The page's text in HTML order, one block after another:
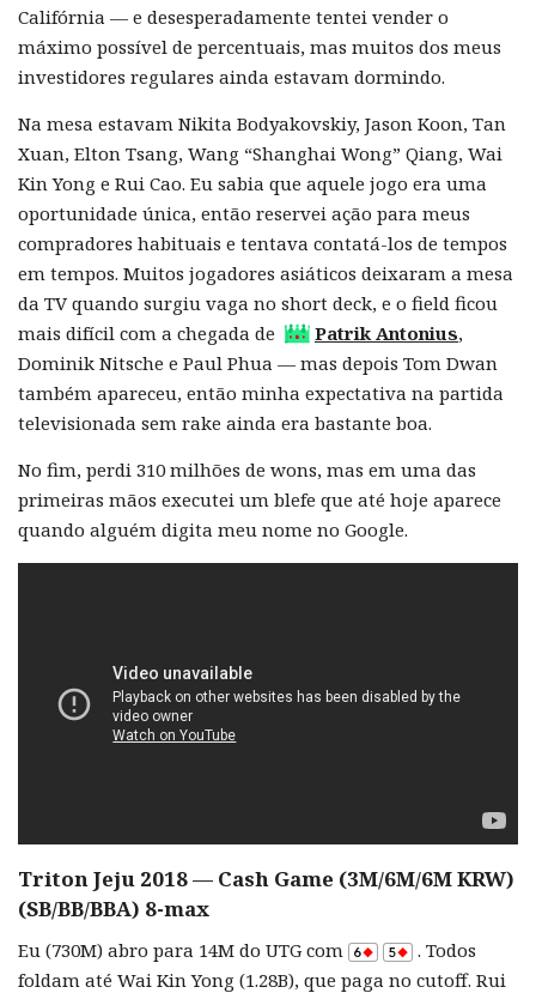
Califórnia — e desesperadamente tentei vender o
máximo possível de percentuais, mas muitos dos meus
investidores regulares ainda estavam dormindo.
Na mesa estavam Nikita Bodyakovskiy, Jason Koon, Tan
Xuan, Elton Tsang, Wang “Shanghai Wong” Qiang, Wai
Kin Yong e Rui Cao. Eu sabia que aquele jogo era uma
oportunidade única, então reservei ação para meus
compradores habituais e tentava contatá-los de tempos
em tempos. Muitos jogadores asiáticos deixaram a mesa
da TV quando surgiu vaga no short deck, e o field ficou
mais difícil com a chegada de
Patrik Antonius,
Dominik Nitsche e Paul Phua — mas depois Tom Dwan
também apareceu, então minha expectativa na partida
televisionada sem rake ainda era bastante boa.
No fim, perdi 310 milhões de wons, mas em uma das
primeiras mãos executei um blefe que até hoje aparece
quando alguém digita meu nome no Google.
Triton Jeju 2018 — Cash Game (3M/6M/6M KRW)
(SB/BB/BBA) 8-max
Eu (730M) abro para 14M do UTG com
. Todos
foldam até Wai Kin Yong (1.28B), que paga no cutoff. Rui